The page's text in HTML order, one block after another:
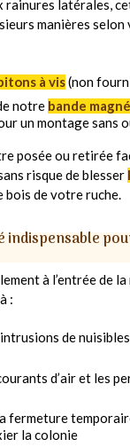
rainures latérales,
manières selon
à vis(non
notre bande
un montage sans
posée ou retirée
risque de blesser
bois de votre ruche.
indispensable
à l’entrée de
:
de
d’air et les
fermeture
la colonie